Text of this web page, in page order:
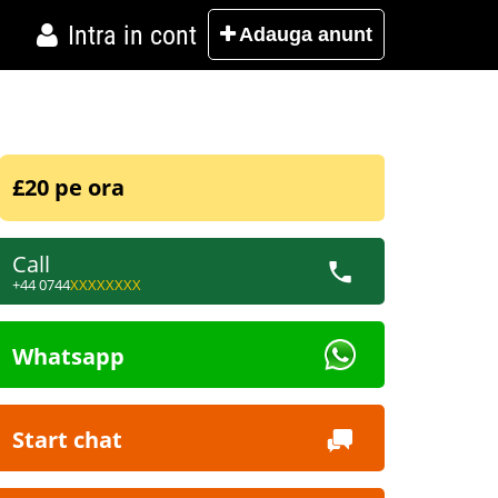
Intra in cont Adauga anunt
£20 pe ora
Call
+44 0744XXXXXXXX
Whatsapp
Start chat